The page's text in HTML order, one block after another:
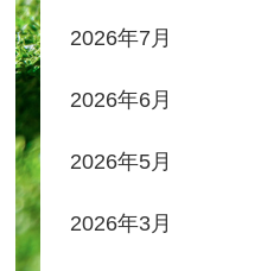
2026年7月
2026年6月
2026年5月
2026年3月